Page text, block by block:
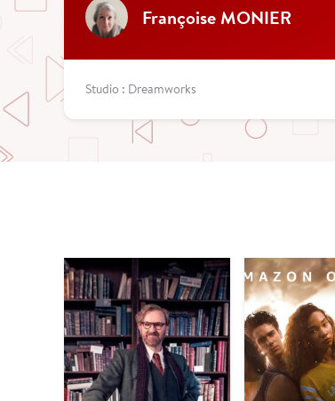
Françoise MONIER
Studio : Dreamworks